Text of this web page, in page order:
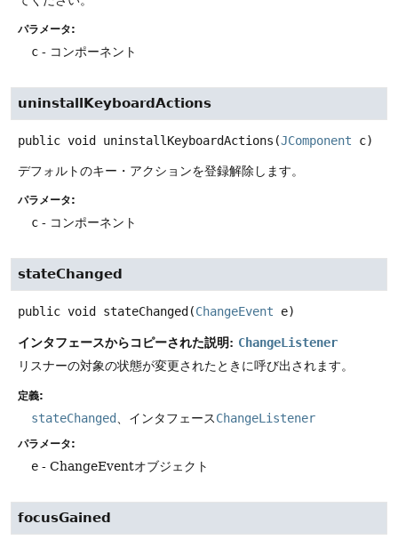
パラメータ:
c - コンポーネント
uninstallKeyboardActions
public void uninstallKeyboardActions (JComponent c)
デフォルトのキー・アクションを登録解除します。
パラメータ:
c - コンポーネント
stateChanged
public void stateChanged (ChangeEvent e)
インタフェースからコピーされた説明: ChangeListener
リスナーの対象の状態が変更されたときに呼び出されます。
定義:
stateChanged 、インタフェースChangeListener
パラメータ:
e - ChangeEventオブジェクト
focusGained